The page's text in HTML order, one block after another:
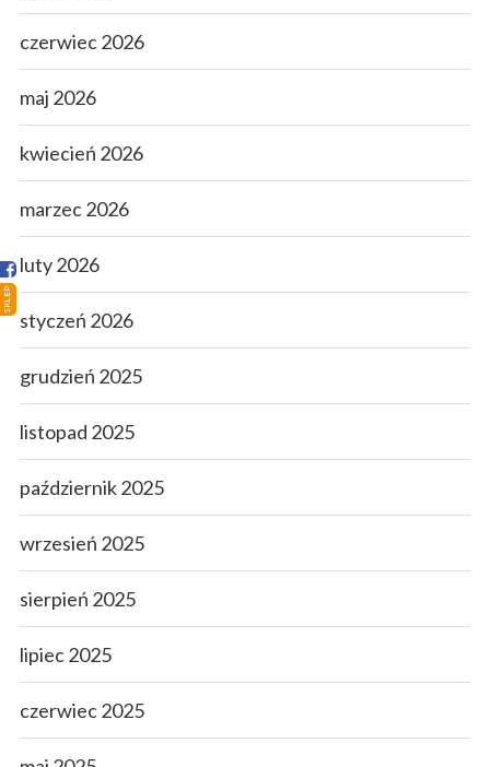
SKLEP
czerwiec 2026
maj 2026
kwiecień 2026
marzec 2026
luty 2026
styczeń 2026
grudzień 2025
listopad 2025
październik 2025
wrzesień 2025
sierpień 2025
lipiec 2025
czerwiec 2025
Strona główna
Sklep